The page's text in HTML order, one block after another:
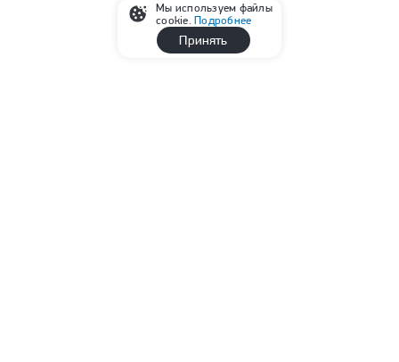
Мы используем файлы
cookie.Подробнее
Принять